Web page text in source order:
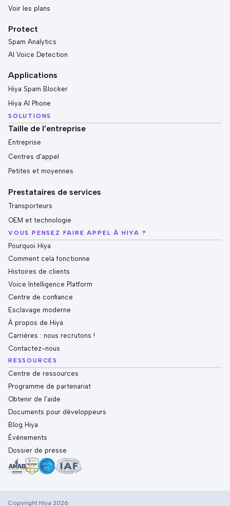
Voir les plans
Protect
Spam Analytics
AI Voice Detection
Applications
Hiya Spam Blocker
Hiya AI Phone
SOLUTIONS
Taille de l’entreprise
Entreprise
Centres d'appel
Petites et moyennes
Prestataires de services
Transporteurs
OEM et technologie
VOUS PENSEZ FAIRE APPEL À HIYA ?
Pourquoi Hiya
Comment cela fonctionne
Histoires de clients
Voice Intelligence Platform
Centre de confiance
Esclavage moderne
À propos de Hiya
Carrières : nous recrutons !
Contactez-nous
RESSOURCES
Centre de ressources
Programme de partenariat
Obtenir de l'aide
Documents pour développeurs
Blog Hiya
Événements
Dossier de presse
Copyright Hiya 2026.